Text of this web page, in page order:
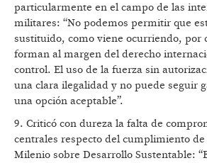
particularmente en el campo de las
militares: “No podemos permitir que
sustituido, como viene ocurriendo, por
forman al margen del derecho
control. El uso de la fuerza sin
una clara ilegalidad y no puede seguir
una opción aceptable”.
9. Criticó con dureza la falta de
centrales respecto del cumplimiento
Milenio sobre Desarrollo Sustentable: